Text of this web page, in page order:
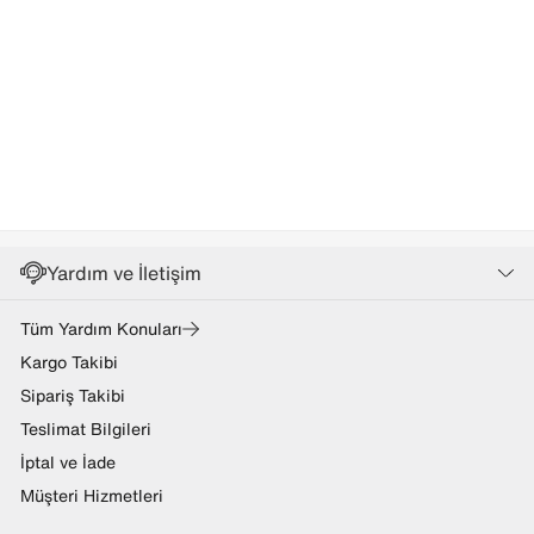
Yardım ve İletişim
Tüm Yardım Konuları
Kargo Takibi
Sipariş Takibi
Teslimat Bilgileri
İptal ve İade
Müşteri Hizmetleri